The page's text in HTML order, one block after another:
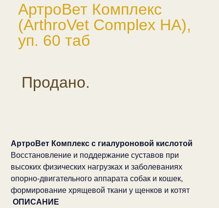
АртроВет Комплекс
(ArthroVet Complex HA),
уп. 60 таб
Продано.
АртроВет Комплекс c гиалуроновой кислотой
Восстановление и поддержание суставов при
высоких физических нагрузках и заболеваниях
опорно-двигательного аппарата собак и кошек,
формирование хрящевой ткани у щенков и котят
ОПИСАНИЕ